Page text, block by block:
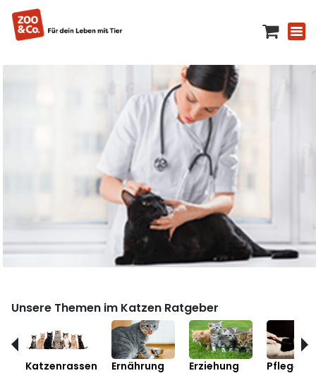
Unsere Themen im Katzen Ratgeber
Katzenrassen Ernährung Erziehung Pflege